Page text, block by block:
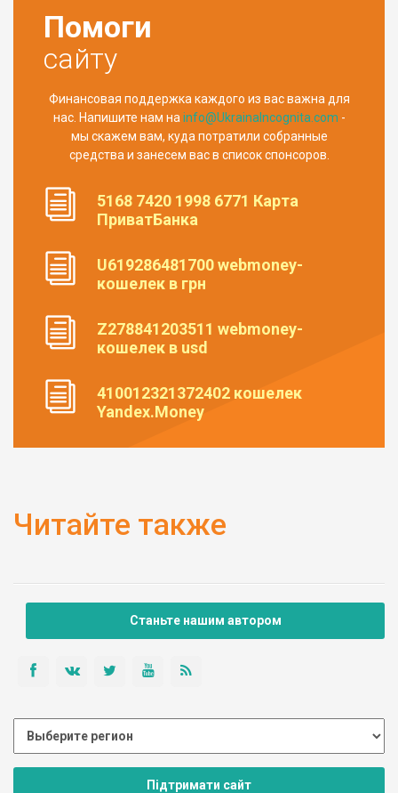
Помоги
сайту
Финансовая поддержка каждого из вас важна для
нас. Напишите нам наinfo@UkrainaIncognita.com -
мы скажем вам, куда потратили собранные
средства и занесем вас в список спонсоров.
5168 7420 1998 6771 Карта
ПриватБанка
U619286481700 webmoney-
кошелек в грн
Z278841203511 webmoney-
кошелек в usd
410012321372402 кошелек
Yandex.Money
Читайте также
Станьте нашим автором
Підтримати сайт